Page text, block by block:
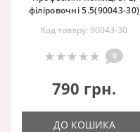
філіровочні 5.5(90043-30)
Код товару: 90043-30
0
790 грн.
ДО КОШИКА